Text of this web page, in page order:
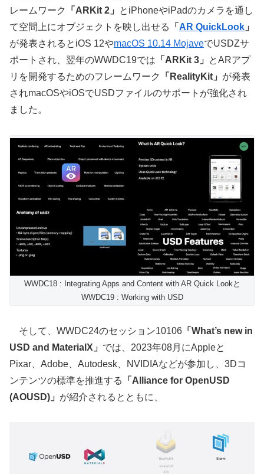
レームワーク
「ARKit 2」
とiPhoneやiPadのカメラを通し
て空間上にオブジェクトを映し出せる
「 AR QuickLook 」
が発表されるとiOS 12やmacOS 10.14 MojaveでUSDZサ
ポートされ、翌年のWWDC19では 「ARKit 3」
とARアプ
リを開発するためのフレームワーク
「RealityKit」 が発表
されmacOSやiOSでUSDファイルのサポートが強化され
ました。
WWDC18 : Integrating Apps and Content with AR Quick Lookと
WWDC19 : Working with USD
そして、WWDC24のセッション10106 「What’s new in
USD and MaterialX」 では、2023年08月にAppleと
Pixar、Adobe、Autodesk、NVIDIAなどが参加し、3Dコ
ンテンツの標準を推進する
「Alliance for OpenUSD
(AOUSD)」 が紹介されるとともに、